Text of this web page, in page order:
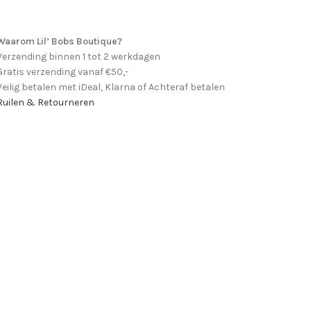
Lil’ Bobs Boutique?
binnen 1 tot 2 werkdagen
verzending vanaf €50,-
betalen met iDeal, Klarna of Achteraf betalen
& Retourneren